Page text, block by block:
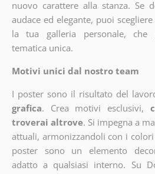
nuovo carattere alla stanza. Se
audace ed elegante, puoi
la tua galleria personale, che
tematica unica.
Motivi unici dal nostro team
I poster sono il risultato del
grafica. Crea motivi esclusivi,
troverai altrove. Si impegna a
attuali, armonizzandoli con i
poster sono un elemento
adatto a qualsiasi interno. Su